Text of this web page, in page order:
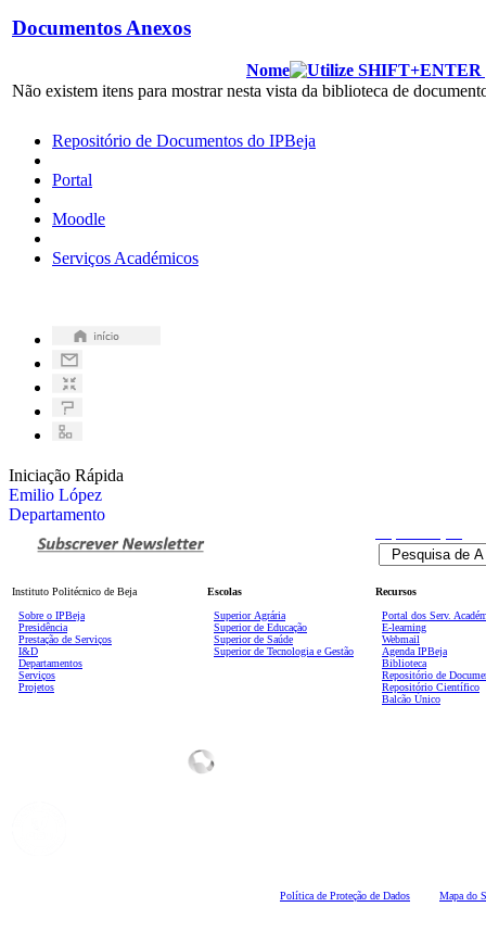
Documentos Anexos
Nome
Não existem itens para mostrar nesta vista da biblioteca de
Repositório de Documentos do IPBeja
Portal
Moodle
Serviços Académicos
Iniciação Rápida
Emilio López
Departamento
Instituto Politécnico de Beja
Sobre o IPBeja
Presidência
Prestação de Serviços
I&D
Departamentos
Serviços
Projetos
Escolas
Superior Agrária
Superior de Educação
Superior de Saúde
Superior de Tecnologia e Gestão
Recursos
Portal dos Serv.
E-learning
Webmail
Agenda IPBeja
Biblioteca
Repositório de
Repositório Científico
Balcão Único
Política de Proteção de Dados Mapa do